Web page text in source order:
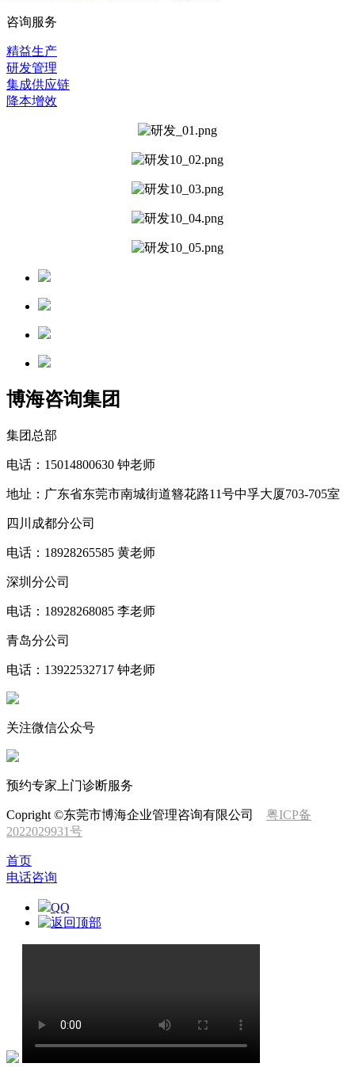
咨询服务
精益生产
研发管理
集成供应链
降本增效
博海咨询集团
集团总部
电话：15014800630 钟老师
地址：广东省东莞市南城街道簪花路11号中孚大厦703-705室
四川成都分公司
电话：18928265585 黄老师
深圳分公司
电话：18928268085 李老师
青岛分公司
电话：13922532717 钟老师
关注微信公众号
预约专家上门诊断服务
Copright ©东莞市博海企业管理咨询有限公司 粤ICP备
2022029931号
首页
电话咨询
QQ